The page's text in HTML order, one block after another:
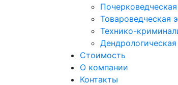
Товароведческая
Технико-
Дендрологическая
Стоимость
О компании
Контакты